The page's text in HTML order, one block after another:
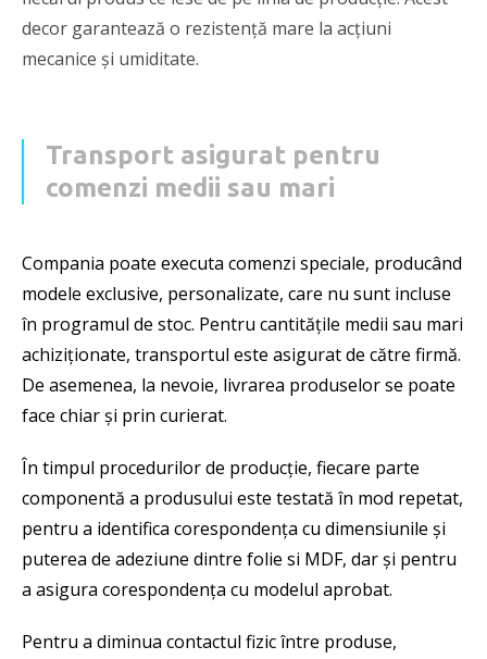
decor garantează o rezistență mare la acțiuni
mecanice și umiditate.
Transport asigurat pentru
comenzi medii sau mari
Compania poate executa comenzi speciale, producând
modele exclusive, personalizate, care nu sunt incluse
în programul de stoc. Pentru cantitățile medii sau mari
achiziționate, transportul este asigurat de către firmă.
De asemenea, la nevoie, livrarea produselor se poate
face chiar și prin curierat.
În timpul procedurilor de producție, fiecare parte
componentă a produsului este testată în mod repetat,
pentru a identifica corespondența cu dimensiunile și
puterea de adeziune dintre folie si MDF, dar și pentru
a asigura corespondența cu modelul aprobat.
Pentru a diminua contactul fizic între produse,